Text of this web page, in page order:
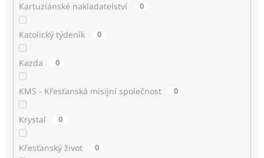
Kartuziánské nakladatelství 0
Katolický týdeník 0
Kazda 0
KMS - Křesťanská misijní společnost 0
Krystal 0
Křesťanský život 0